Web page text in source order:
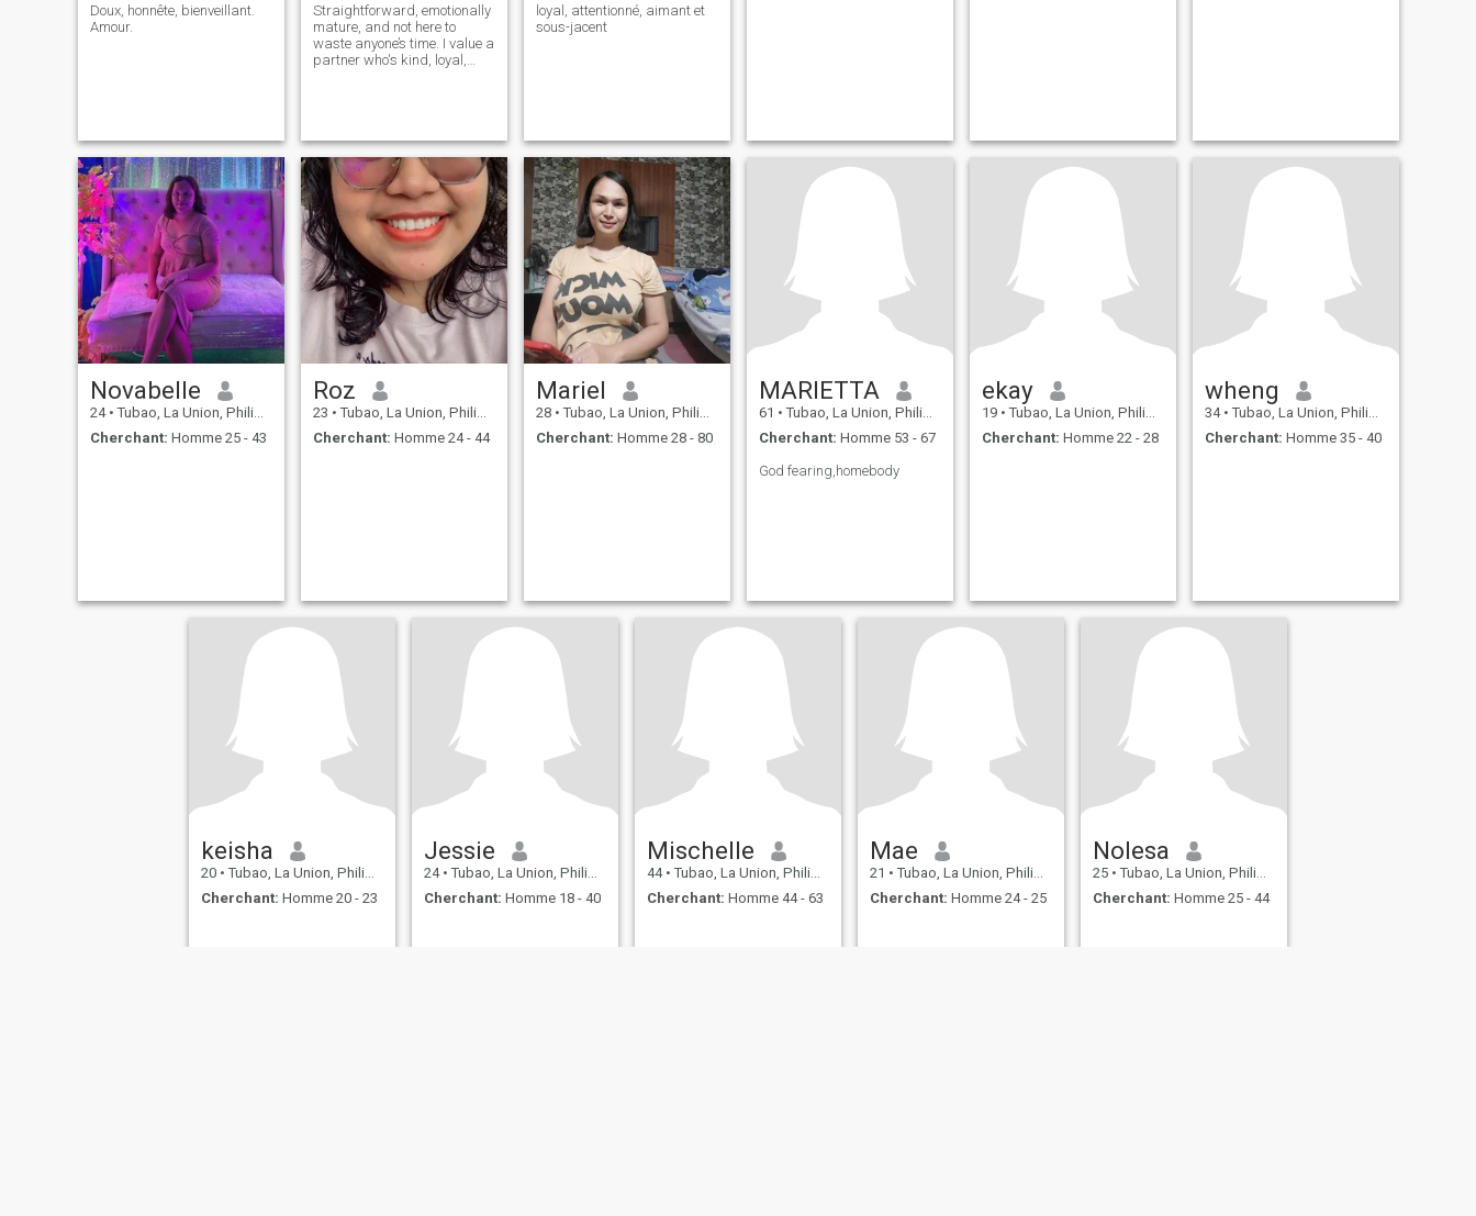
Doux, honnête, bienveillant.
Amour.
Straightforward, emotionally
mature, and not here to
waste anyone’s time. I value a
partner who's kind, loyal,
me that I like to take care of
mys
loyal, attentionné, aimant et
sous-jacent
Novabelle
24 • Tubao, La Union, Philippines
Cherchant: Homme 25 - 43
Roz
23 • Tubao, La Union, Philippines
Cherchant: Homme 24 - 44
Mariel
28 • Tubao, La Union, Philippines
Cherchant: Homme 28 - 80
MARIETTA
61 • Tubao, La Union, Philippines
Cherchant: Homme 53 - 67
God fearing,homebody
ekay
19 • Tubao, La Union, Philippines
Cherchant: Homme 22 - 28
wheng
34 • Tubao, La Union, Philippines
Cherchant: Homme 35 - 40
keisha
20 • Tubao, La Union, Philippines
Cherchant: Homme 20 - 23
Jessie
24 • Tubao, La Union, Philippines
Cherchant: Homme 18 - 40
Mischelle
44 • Tubao, La Union, Philippines
Cherchant: Homme 44 - 63
Mae
21 • Tubao, La Union, Philippines
Cherchant: Homme 24 - 25
Nolesa
25 • Tubao, La Union, Philippines
Cherchant: Homme 25 - 44